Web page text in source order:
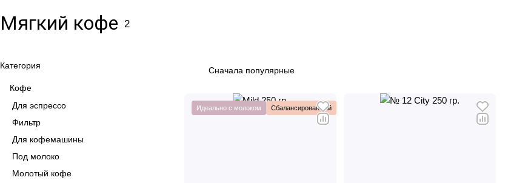
Мягкий кофе 2
Сначала популярные
Идеально с молоком Сбалансированный
Категория
Кофе
Для эспрессо
Фильтр
Для кофемашины
Под молоко
Молотый кофе